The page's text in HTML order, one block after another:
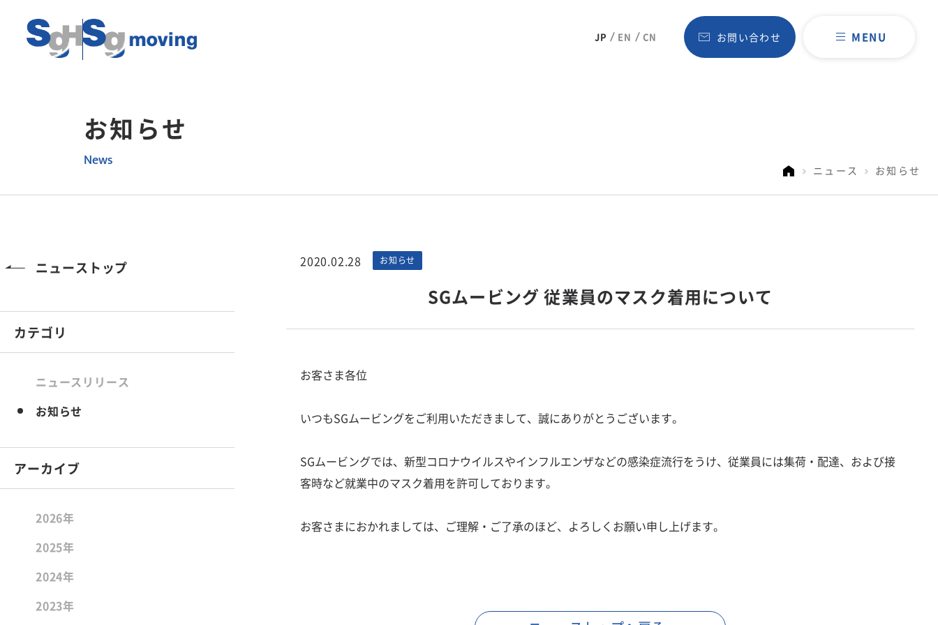
JP EN CN お問い合わせ MENU
お知らせ
News ニュース お知らせ
2020.02.28 お知らせ
SGムービング 従業員のマスク着用について
お客さま各位
いつもSGムービングをご利用いただきまして、誠にありがとうございます。
SGムービングでは、新型コロナウイルスやインフルエンザなどの感染症流行をうけ、従業員には集荷・配達、および接
客時など就業中のマスク着用を許可しております。
お客さまにおかれましては、ご理解・ご了承のほど、よろしくお願い申し上げます。
ニューストップ
カテゴリ
ニュースリリース
お知らせ
アーカイブ
2026年
2025年
2024年
2023年